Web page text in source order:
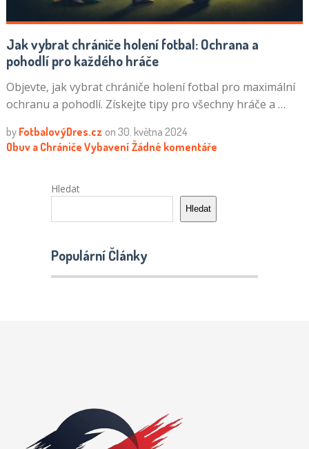
Jak vybrat chrániče holení fotbal: Ochrana a
pohodlí pro každého hráče
Objevte, jak vybrat chrániče holení fotbal pro maximální
ochranu a pohodlí. Získejte tipy pro všechny hráče a …
by FotbalovýDres.cz on 30. května 2024
Obuv a Chrániče Vybavení Žádné komentáře
Hledat
Hledat
Populární Články